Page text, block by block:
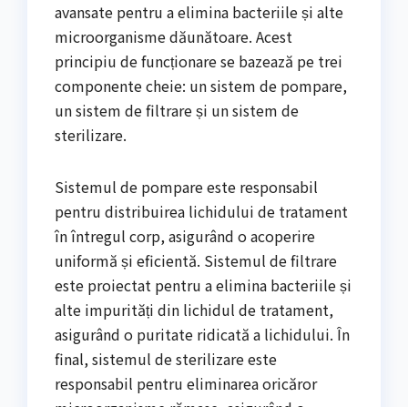
avansate pentru a elimina bacteriile și alte
microorganisme dăunătoare. Acest
principiu de funcționare se bazează pe trei
componente cheie: un sistem de pompare,
un sistem de filtrare și un sistem de
sterilizare.
Sistemul de pompare este responsabil
pentru distribuirea lichidului de tratament
în întregul corp, asigurând o acoperire
uniformă și eficientă. Sistemul de filtrare
este proiectat pentru a elimina bacteriile și
alte impurități din lichidul de tratament,
asigurând o puritate ridicată a lichidului. În
final, sistemul de sterilizare este
responsabil pentru eliminarea oricăror